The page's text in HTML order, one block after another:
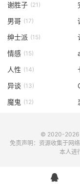
谢胜子 (21)
男哥 (17)
绅士派 (15)
情感 (15)
人性 (14)
异谈 (13)
魔鬼 (12)
© 2020-2026
免责声明：资源收集于网
本人进
